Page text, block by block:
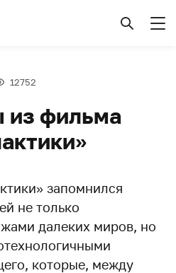
12752
из фильма
запомнился
не только
далеких миров, но
которые, между